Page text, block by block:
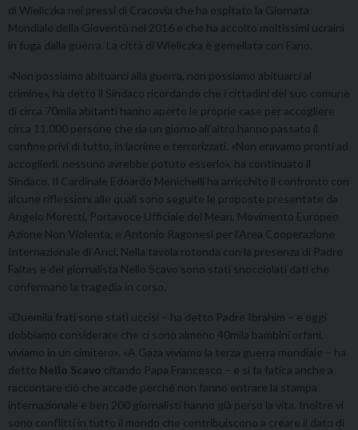
di Wieliczka nei pressi di Cracovia che ha ospitato la Giornata
Mondiale della Gioventù nel 2016 e che ha accolto moltissimi ucraini
in fuga dalla guerra. La città di Wieliczka è gemellata con Fano.
«Non possiamo abituarci alla guerra, non possiamo abituarci al
crimine», ha detto il Sindaco ricordando che i cittadini del suo comune
di circa 70mila abitanti hanno aperto le proprie case per accogliere
circa 11.000 persone che da un giorno all’altro hanno passato il
confine privi di tutto, in lacrime e terrorizzati. «Non eravamo pronti ad
accoglierli, nessuno avrebbe potuto esserlo», ha continuato il
Sindaco. Il Cardinale Edoardo Menichelli ha arricchito il confronto con
alcune riflessioni alle quali sono seguite le proposte presentate da
Angelo Moretti, Portavoce Ufficiale del Mean, Movimento Europeo
Azione Non Violenta, e Antonio Ragonesi per l’Area Cooperazione
Internazionale di Anci. Nella tavola rotonda con la presenza di Padre
Faltas e del giornalista Nello Scavo sono stati snocciolati dati che
confermano la tragedia in corso.
«Duemila frati sono stati uccisi – ha detto Padre Ibrahim – e oggi
dobbiamo considerare che ci sono almeno 40mila bambini orfani,
viviamo in un cimitero». «A Gaza viviamo la terza guerra mondiale – ha
detto Nello Scavo citando Papa Francesco – e si fa fatica anche a
raccontare ciò che accade perché non fanno entrare la stampa
internazionale e ben 200 giornalisti hanno già perso la vita. Inoltre vi
sono conflitti in tutto il mondo che contribuiscono a creare il dato di